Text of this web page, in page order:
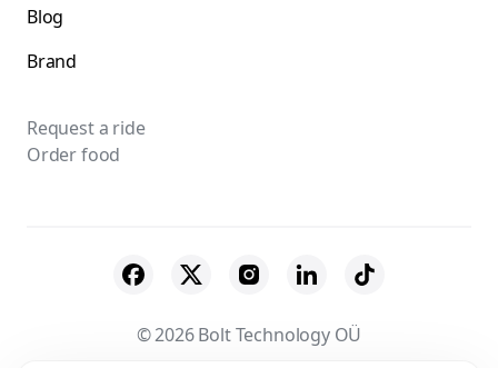
Blog
Brand
Request a ride
Order food
© 2026 Bolt Technology OÜ